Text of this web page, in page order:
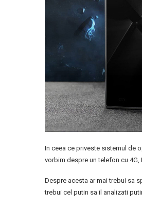
In ceea ce priveste sistemul de
vorbim despre un telefon cu 4G,
Despre acesta ar mai trebui sa
trebui cel putin sa il analizati